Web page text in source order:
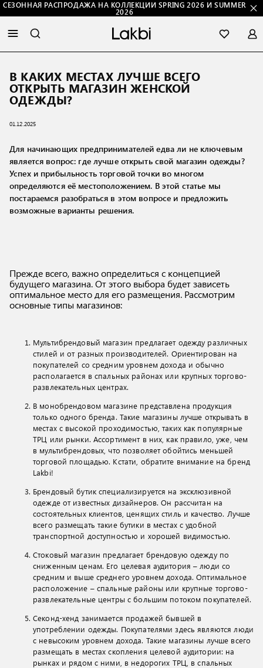
СЕЗОННАЯ РАСПРОДАЖА НА КОЛЛЕКЦИИ SPRING 2026 И SUMMER
2026
В КАКИХ МЕСТАХ ЛУЧШЕ ВСЕГО
ОТКРЫТЬ МАГАЗИН ЖЕНСКОЙ
ОДЕЖДЫ?
01.12.2025
Для начинающих предпринимателей едва ли не ключевым
является вопрос: где лучше открыть свой магазин одежды?
Успех и прибыльность торговой точки во многом
определяются её местоположением. В этой статье мы
постараемся разобраться в этом вопросе и предложить
возможные варианты решения.
Прежде всего, важно определиться с концепцией
будущего магазина. От этого выбора будет зависеть
оптимальное место для его размещения. Рассмотрим
основные типы магазинов:
Мультибрендовый магазин предлагает одежду различных
стилей и от разных производителей. Ориентирован на
покупателей со средним уровнем дохода и обычно
располагается в спальных районах или крупных торгово-
развлекательных центрах.
В монобрендовом магазине представлена продукция
только одного бренда. Такие магазины лучше открывать в
местах с высокой проходимостью, таких как популярные
ТРЦ или рынки. Ассортимент в них, как правило, уже, чем
в мультибрендовых, что позволяет обойтись меньшей
торговой площадью. Кстати, обратите внимание на бренд
Lakbi!
Брендовый бутик специализируется на эксклюзивной
одежде от известных дизайнеров. Он рассчитан на
состоятельных клиентов, ценящих стиль и качество. Лучше
всего размещать такие бутики в местах с удобной
транспортной доступностью и хорошей видимостью.
Стоковый магазин предлагает брендовую одежду по
сниженным ценам. Его целевая аудитория – люди со
средним и выше среднего уровнем дохода. Оптимальное
расположение – спальные районы или крупные торгово-
развлекательные центры с большим потоком покупателей.
Секонд-хенд занимается продажей бывшей в
употреблении одежды. Покупателями здесь являются люди
с невысоким уровнем дохода. Такие магазины лучше всего
размещать в местах скопления целевой аудитории: на
рынках и рядом с ними, в недорогих ТРЦ, в спальных